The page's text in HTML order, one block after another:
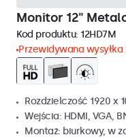
Monitor 12"
Kod produktu: 12HD7M
Przewidywana wysyłka
Rozdzielczość 1920 x
Wejścia: HDMI, VGA,
Montaż: biurkowy, w